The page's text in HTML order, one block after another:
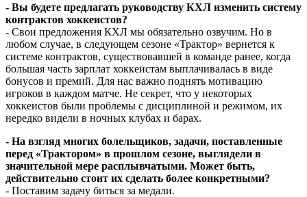
- Вы будете предлагать руководству КХЛ изменить систему
контрактов хоккеистов?
- Свои предложения КХЛ мы обязательно озвучим. Но в
любом случае, в следующем сезоне «Трактор» вернется к
системе контрактов, существовавшей в команде ранее, когда
большая часть зарплат хоккеистам выплачивалась в виде
бонусов и премий. Для нас важно поднять мотивацию
игроков в каждом матче. Не секрет, что у некоторых
хоккеистов были проблемы с дисциплиной и режимом, их
нередко видели в ночных клубах и барах.
- На взгляд многих болельщиков, задачи, поставленные
перед «Трактором» в прошлом сезоне, выглядели в
значительной мере расплывчатыми. Может быть,
действительно стоит их сделать более конкретными?
- Поставим задачу биться за медали.